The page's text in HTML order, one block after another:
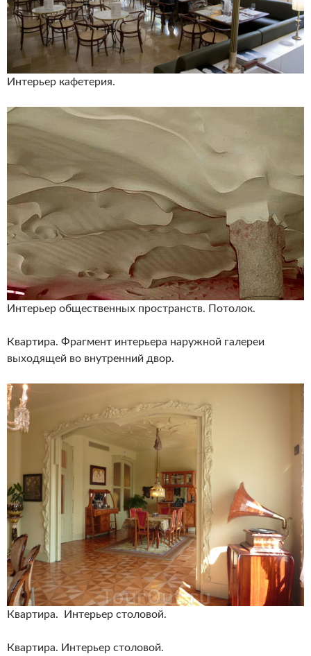
Интерьер кафетерия.
Интерьер общественных пространств. Потолок.
Квартира. Фрагмент интерьера наружной галереи
выходящей во внутренний двор.
Квартира. Интерьер столовой.
Квартира. Интерьер столовой.